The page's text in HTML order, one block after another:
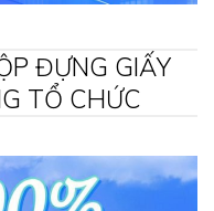
ĐỰNG GIẤY
TỔ CHỨC